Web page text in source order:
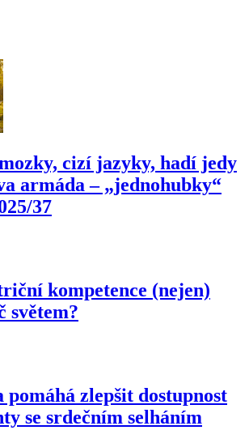
cizí jazyky, hadí jedy
armáda –⁠ „jednohubky“
37
kompetence (nejen)
světem?
pomáhá zlepšit dostupnost
se srdečním selháním